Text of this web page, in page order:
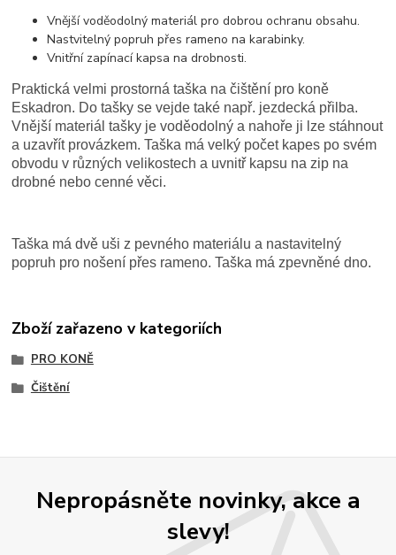
Vnější voděodolný materiál pro dobrou ochranu obsahu.
Nastvitelný popruh přes rameno na karabinky.
Vnitřní zapínací kapsa na drobnosti.
Praktická velmi prostorná taška na čištění pro koně
Eskadron. Do tašky se vejde také např. jezdecká přilba.
Vnější materiál tašky je voděodolný a nahoře ji lze stáhnout
a uzavřít provázkem. Taška má velký počet kapes po svém
obvodu v různých velikostech a uvnitř kapsu na zip na
drobné nebo cenné věci.
Taška má dvě uši z pevného materiálu a nastavitelný
popruh pro nošení přes rameno. Taška má zpevněné dno.
Zboží zařazeno v kategoriích
PRO KONĚ
Čištění
Nepropásněte novinky, akce a
slevy!